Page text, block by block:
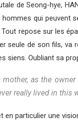
de Seong-hye,
qui peuvent
repose sur les
seule de son fils, va
siens. Oubliant sa
as the
really lived in this
particulier une